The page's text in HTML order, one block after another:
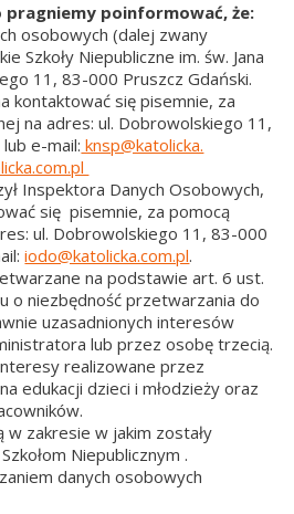
pragniemy poinformować, że:
osobowych (dalej zwany
Szkoły Niepubliczne im. św. Jana
11, 83-000 Pruszcz Gdański.
kontaktować się pisemnie, za
na adres: ul. Dobrowolskiego 11,
e-mail: knsp@katolicka.
Inspektora Danych Osobowych,
się pisemnie, za pomocą
ul. Dobrowolskiego 11, 83-000
iodo@katolicka.com.pl.
na podstawie art. 6 ust.
o niezbędność przetwarzania do
uzasadnionych interesów
lub przez osobę trzecią.
realizowane przez
edukacji dzieci i młodzieży oraz
zakresie w jakim zostały
Niepublicznym .
danych osobowych